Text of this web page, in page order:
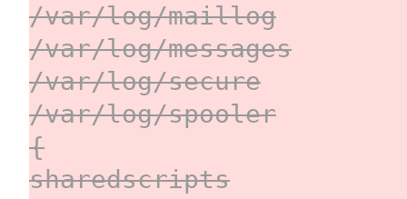
/var/log/maillog
/var/log/messages
/var/log/secure
/var/log/spooler
{
sharedscripts